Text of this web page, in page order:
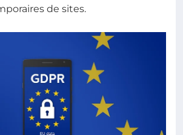
de sites.